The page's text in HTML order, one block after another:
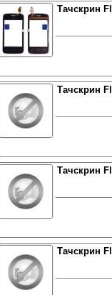
Тачскрин
Тачскрин
Тачскрин
Тачскрин